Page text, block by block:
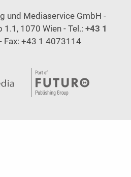
und Mediaservice GmbH -
1070 Wien - Tel.: +43 1
- Fax: +43 1 4073114